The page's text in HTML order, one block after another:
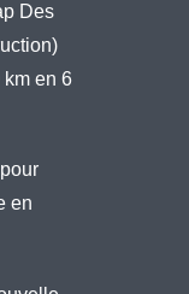
Des
en 6
en